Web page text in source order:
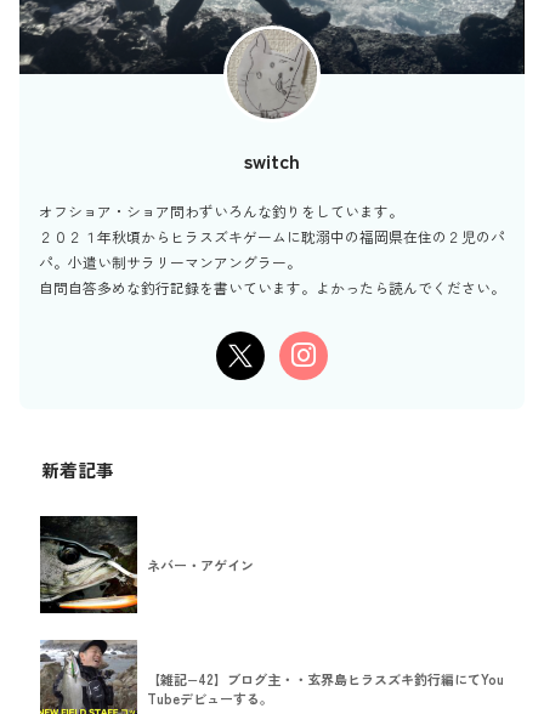
switch
オフショア・ショア問わずいろんな釣りをしています。
２０２１年秋頃からヒラスズキゲームに耽溺中の福岡県在住の２児のパ
パ。小遣い制サラリーマンアングラー。
自問自答多めな釣行記録を書いています。よかったら読んでください。
新着記事
ネバー・アゲイン
【雑記−42】ブログ主・・玄界島ヒラスズキ釣行編にてYou
Tubeデビューする。